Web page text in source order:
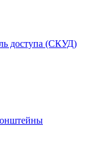
доступа (СКУД)